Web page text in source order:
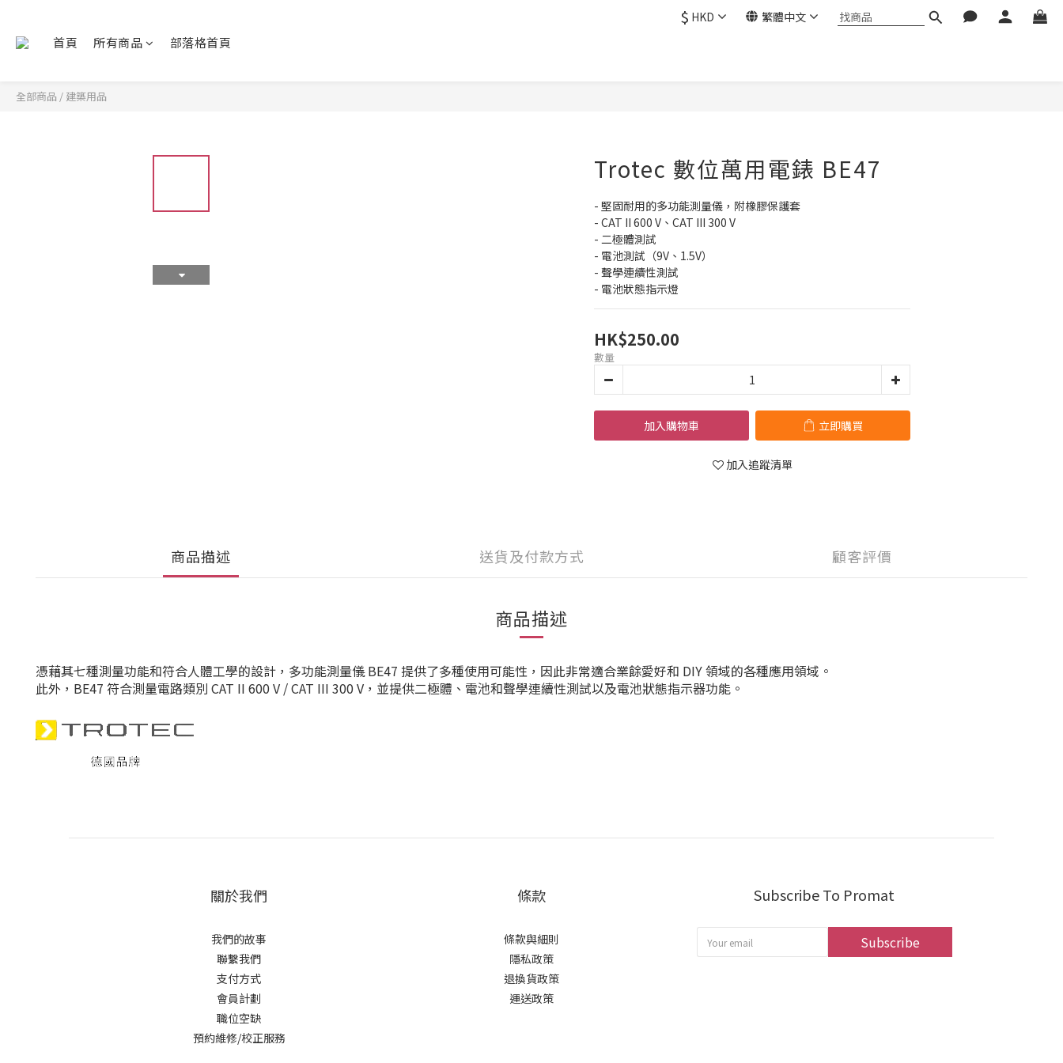
$ HKD 繁體中文
首頁 所有商品 部落格首頁
全部商品 / 建築用品
Trotec 數位萬用電錶 BE47
- 堅固耐用的多功能測量儀，附橡膠保護套
- CAT II 600 V、CAT III 300 V
- 二極體測試
- 電池測試（9V、1.5V）
- 聲學連續性測試
- 電池狀態指示燈
HK$250.00
數量
加入購物車 立即購買
加入追蹤清單
商品描述 送貨及付款方式 顧客評價
商品描述
憑藉其七種測量功能和符合人體工學的設計，多功能測量儀 BE47 提供了多種使用可能性，因此非常適合業餘愛好和 DIY 領域的各種應用領域。
此外，BE47 符合測量電路類別 CAT II 600 V / CAT III 300 V，並提供二極體、電池和聲學連續性測試以及電池狀態指示器功能。
關於我們
我們的故事
聯繫我們
支付方式
會員計劃
職位空缺
預約維修/校正服務
條款
條款與細則
隱私政策
退換貨政策
運送政策
Subscribe To Promat
Subscribe